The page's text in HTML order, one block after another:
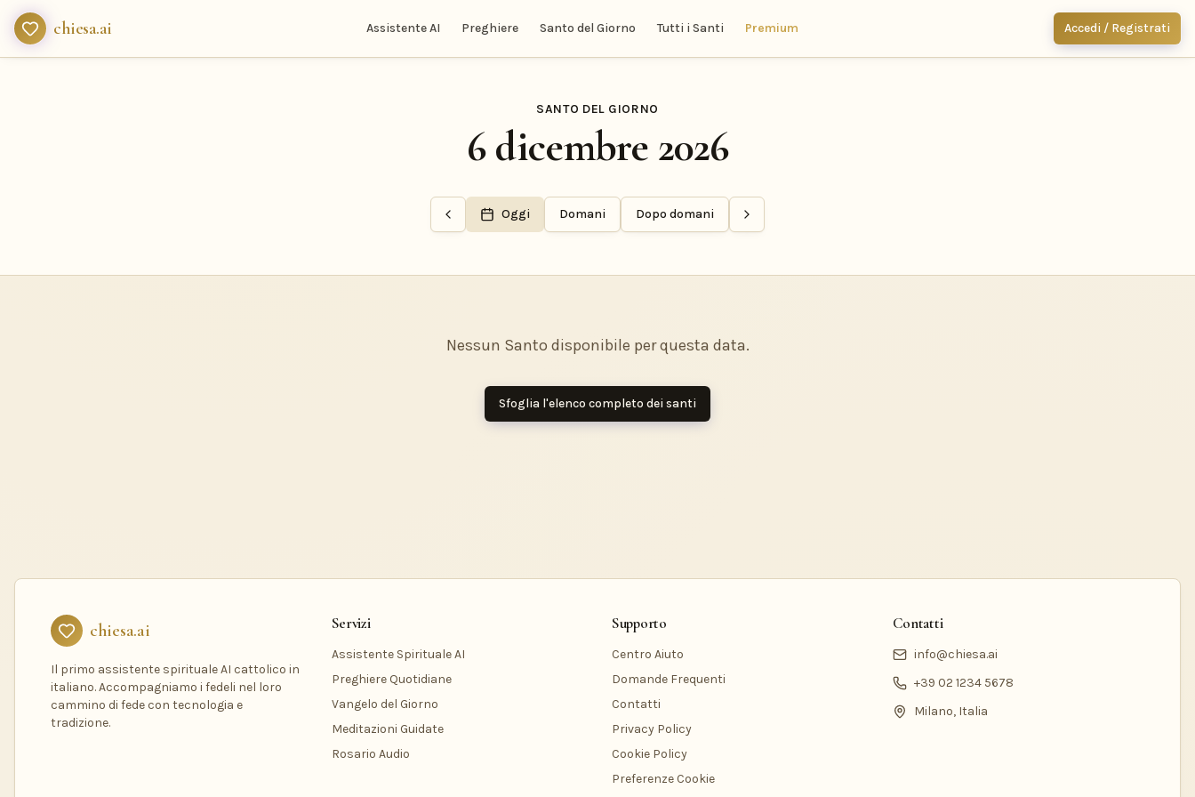
chiesa.ai Assistente AI Preghiere Santo del Giorno Tutti i Santi Premium Accedi / Registrati
SANTO DEL GIORNO
6 dicembre 2026
Oggi Domani Dopo domani
Nessun Santo disponibile per questa data.
Sfoglia l'elenco completo dei santi
chiesa.ai
Il primo assistente spirituale AI cattolico in
italiano. Accompagniamo i fedeli nel loro
cammino di fede con tecnologia e
tradizione.
Servizi
Assistente Spirituale AI
Preghiere Quotidiane
Vangelo del Giorno
Meditazioni Guidate
Rosario Audio
Supporto
Centro Aiuto
Domande Frequenti
Contatti
Privacy Policy
Cookie Policy
Preferenze Cookie
Contatti
info@chiesa.ai
+39 02 1234 5678
Milano, Italia